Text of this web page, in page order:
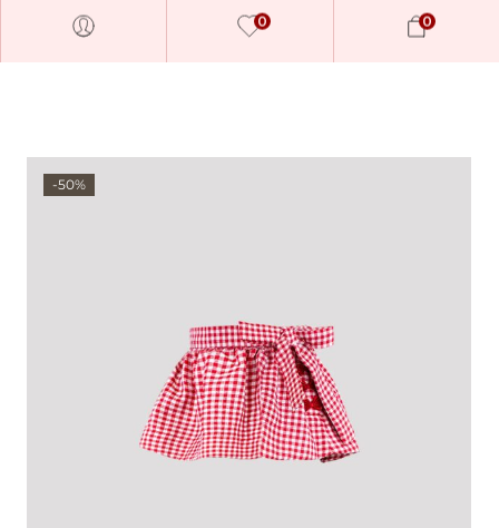
Millions of people around the
world visit Envato to buy and
sell creative assets, use smart
design templates, learn
0 0
-50%